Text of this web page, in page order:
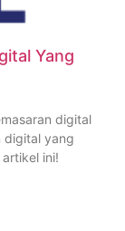
Yang
digital
digital yang
ini!